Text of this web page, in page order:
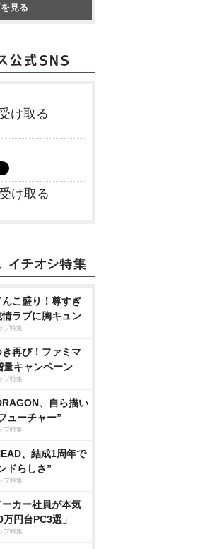
見る
け取る
け取る
こ盛り！尊すぎ
ラブに胸キュン
プ特集
再び！ファミマ
量キャンペーン
プ特集
、自ら描い
ューチャー”
プ特集
、結成1周年で
ドらしさ”
プ特集
カー社員が本気
円台PC3選」
プ特集